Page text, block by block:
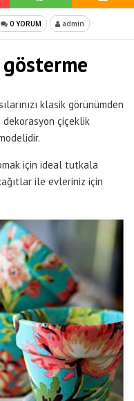
0 YORUM admin
gösterme
klasik görünümden
dekorasyon çiçeklik
için ideal tutkala
ile evleriniz için